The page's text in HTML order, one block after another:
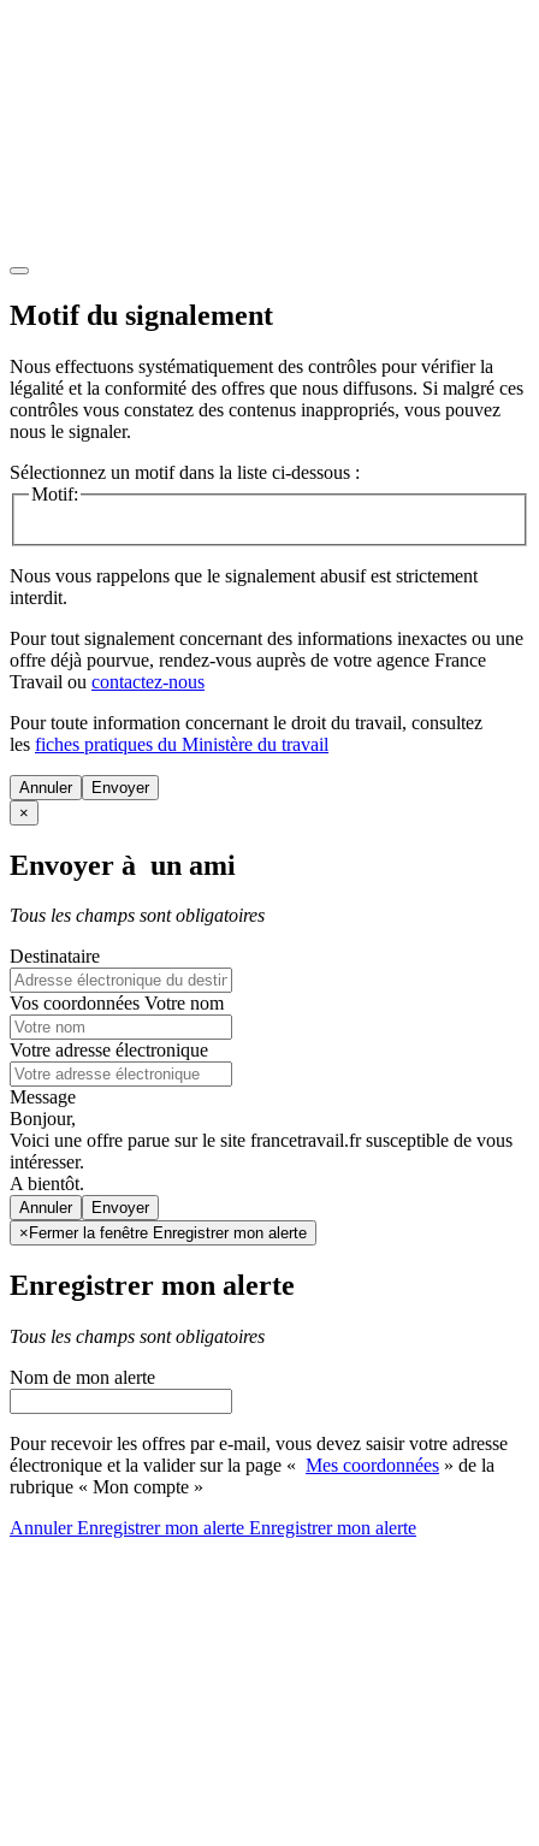
Motif du signalement
Nous effectuons systématiquement des contrôles pour vérifier la
légalité et la conformité des offres que nous diffusons. Si malgré ces
contrôles vous constatez des contenus inappropriés, vous pouvez
nous le signaler.
Sélectionnez un motif dans la liste ci-dessous :
Motif:
Nous vous rappelons que le signalement abusif est strictement
interdit.
Pour tout signalement concernant des informations inexactes ou une
offre déjà pourvue, rendez-vous auprès de votre agence France
Travail ou contactez-nous
Pour toute information concernant le droit du travail, consultez
les fiches pratiques du Ministère du travail
Annuler
×
Envoyer à un ami
Tous les champs sont obligatoires
Destinataire
Vos coordonnées Votre nom
Votre adresse électronique
Message
Bonjour,
Voici une offre parue sur le site francetravail.fr susceptible de vous
intéresser.
A bientôt.
Annuler
× Fermer la fenêtre Enregistrer mon alerte
Enregistrer mon alerte
Tous les champs sont obligatoires
Nom de mon alerte
Pour recevoir les offres par e-mail, vous devez saisir votre adresse
électronique et la valider sur la page « Mes coordonnées » de la
rubrique « Mon compte »
AnnulerEnregistrer mon alerte Enregistrermon alerte